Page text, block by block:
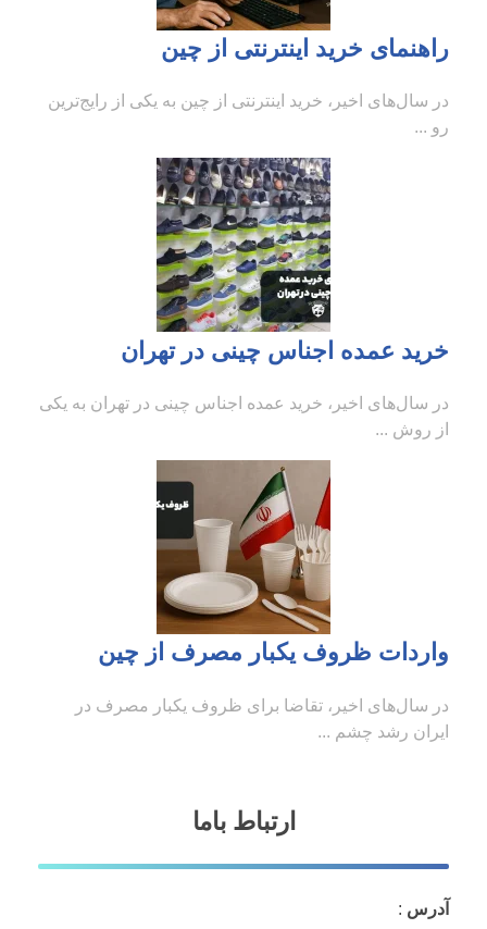
راهنمای خرید اینترنتی از چین
در سال‌های اخیر، خرید اینترنتی از چین به یکی از رایج‌ترین
رو ...
خرید عمده اجناس چینی در تهران
در سال‌های اخیر، خرید عمده اجناس چینی در تهران به یکی
از روش ...
واردات ظروف یکبار مصرف از چین
در سال‌های اخیر، تقاضا برای ظروف یکبار مصرف در
ایران رشد چشم ...
ارتباط باما
آدرس :